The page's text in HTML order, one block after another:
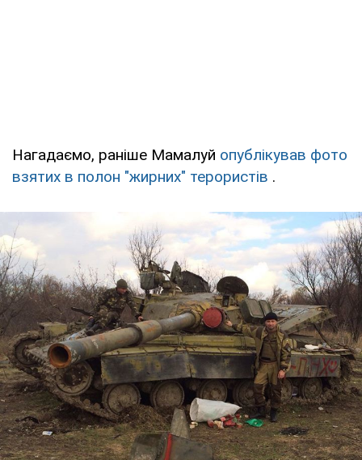
Нагадаємо, раніше Мамалуй опублікував фото
взятих в полон "жирних" терористів .